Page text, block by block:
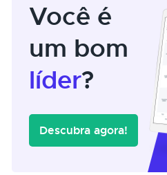
Você é
um bom
líder?
Descubra agora!